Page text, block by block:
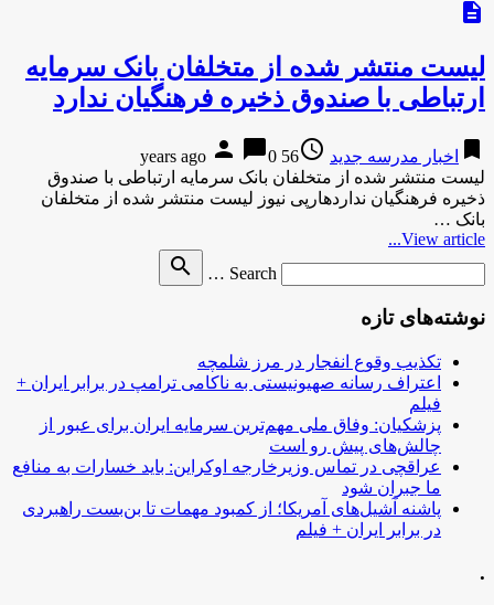
description
لیست منتشر شده از متخلفان بانک‌ سرمایه
ارتباطی با صندوق ذخیره‌ فرهنگیان ندارد
bookmark اخبار مدرسه جدید access_time
56 years ago
person chat_bubble0
لیست منتشر شده از متخلفان بانک‌ سرمایه ارتباطی با صندوق
ذخیره‌ فرهنگیان نداردهارپی نیوز لیست منتشر شده از متخلفان
بانک‌ …
View article...
Search …
search
نوشته‌های تازه
تکذیب وقوع انفجار در مرز شلمچه
اعتراف رسانه صهیونیستی به ناکامی ترامپ در برابر ایران +
فیلم
پزشکیان: وفاق ملی مهم‌ترین سرمایه ایران برای عبور از
چالش‌های پیش رو است
عراقچی در تماس وزیرخارجه اوکراین: باید خسارات به منافع
ما جبران شود
پاشنه آشیل‌های آمریکا؛ از کمبود مهمات تا بن‌بست راهبردی
در برابر ایران + فیلم
.